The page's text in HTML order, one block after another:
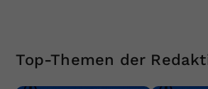
Top-Themen der